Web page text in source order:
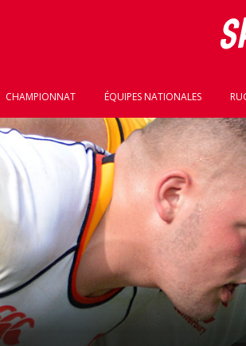
CHAMPIONNAT ÉQUIPES NATIONALES